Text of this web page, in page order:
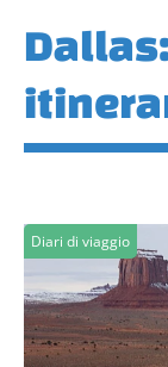
Diari di viaggio